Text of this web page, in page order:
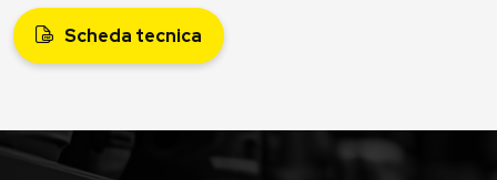
Scheda tecnica